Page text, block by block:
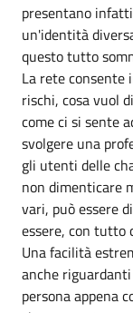
presentano
un'identità
questo tutto
La rete consente
rischi, cosa vuol
come ci si sente
svolgere una
gli utenti delle
non dimenticare
vari, può essere
essere, con tutto
Una facilità
anche
persona appena